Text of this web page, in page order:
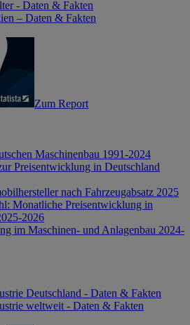
- Daten & Fakten
– Daten & Fakten
Zum Report
Maschinenbau 1991-2024
Preisentwicklung in Deutschland
nach Fahrzeugabsatz 2025
Monatliche Preisentwicklung in
2026
im Maschinen- und Anlagenbau 2024-
Deutschland - Daten & Fakten
weltweit - Daten & Fakten